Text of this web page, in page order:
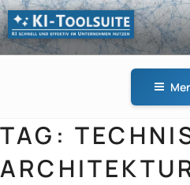
Zum
Inhalt
springen
KI-
TAG: